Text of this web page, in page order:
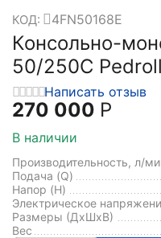
КОД: 4FN50168E
Консольно-
50/250C
Написать отзыв
270 000 Р
В наличии
Производительность, л/
Подача (Q)
Напор (H)
Электрическое
Размеры (ДхШxВ)
Вес